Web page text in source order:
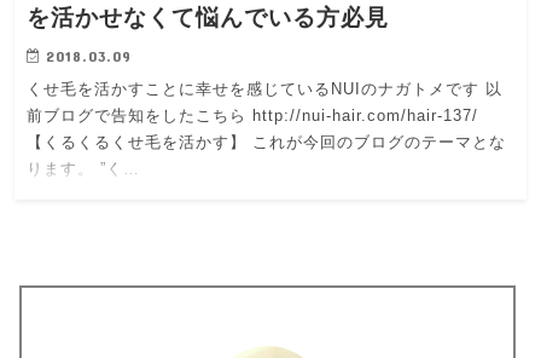
を活かせなくて悩んでいる方必見
2018.03.09
くせ毛を活かすことに幸せを感じているNUIのナガトメです 以
前ブログで告知をしたこちら http://nui-hair.com/hair-137/
【くるくるくせ毛を活かす】 これが今回のブログのテーマとな
ります。 ”く…